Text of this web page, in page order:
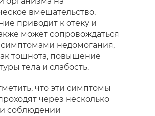
вмешательство.
приводит к отеку и
может сопровождаться
недомогания,
тошнота, повышение
тела и слабость.
что эти симптомы
через несколько
соблюдении